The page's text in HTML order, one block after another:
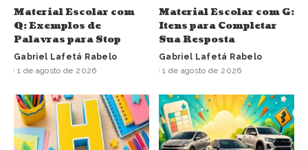
Material Escolar com
Q: Exemplos de
Palavras para Stop
Gabriel Lafetá Rabelo
1 de agosto de 2026
Material Escolar com G:
Itens para Completar
Sua Resposta
Gabriel Lafetá Rabelo
1 de agosto de 2026